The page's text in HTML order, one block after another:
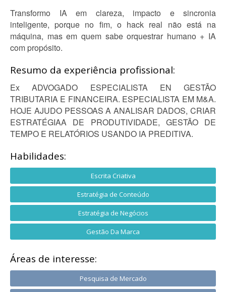
Transformo IA em clareza, impacto e sincronia
inteligente, porque no fim, o hack real não está na
máquina, mas em quem sabe orquestrar humano + IA
com propósito.
Resumo da experiência profissional:
Ex ADVOGADO ESPECIALISTA EN GESTÃO
TRIBUTARIA E FINANCEIRA. ESPECIALISTA EM M&A.
HOJE AJUDO PESSOAS A ANALISAR DADOS, CRIAR
ESTRATÉGIAA DE PRODUTIVIDADE, GESTÃO DE
TEMPO E RELATÓRIOS USANDO IA PREDITIVA.
Habilidades:
Escrita Criativa
Estratégia de Conteúdo
Estratégia de Negócios
Gestão Da Marca
Áreas de interesse:
Pesquisa de Mercado